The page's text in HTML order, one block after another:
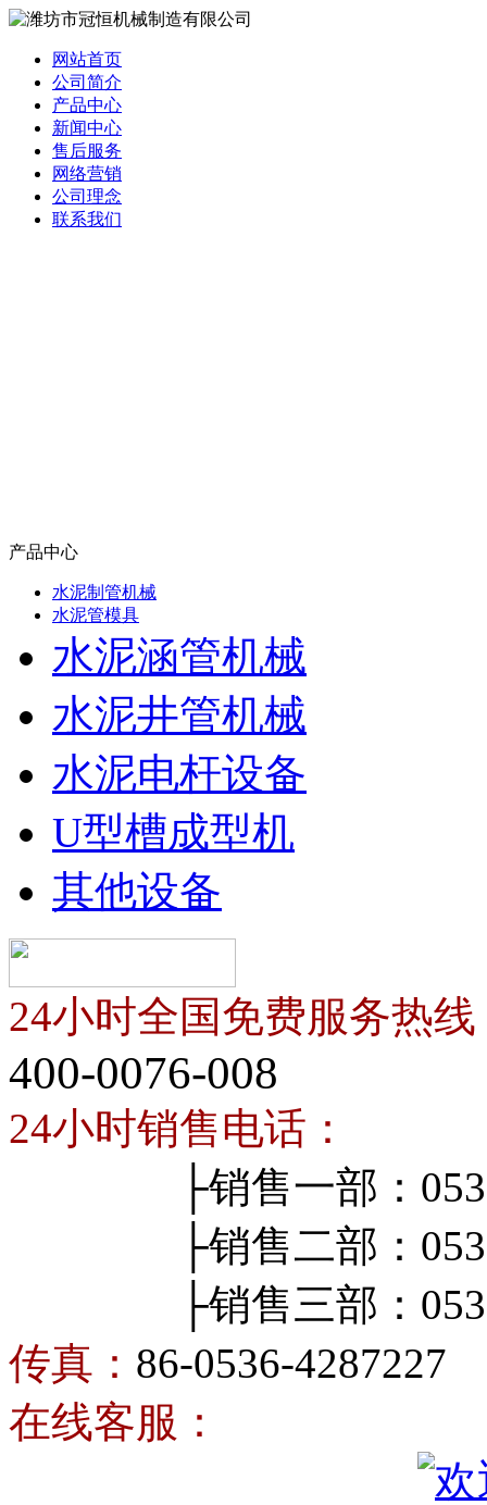
网站首页
公司简介
产品中心
新闻中心
售后服务
网络营销
公司理念
联系我们
产品中心
水泥制管机械
水泥管模具
水泥涵管机械
水泥井管机械
水泥电杆设备
U型槽成型机
其他设备
24小时全国免费服务热线
400-0076-008
24小时销售电话：
├销售一部：0536-
├销售二部：0536-
├销售三部：0536-
传真： 86-0536-4287227
在线客服：